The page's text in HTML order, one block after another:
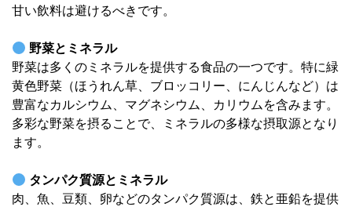
甘い飲料は避けるべきです。
野菜とミネラル
野菜は多くのミネラルを提供する食品の一つです。特に緑
黄色野菜（ほうれん草、ブロッコリー、にんじんなど）は
豊富なカルシウム、マグネシウム、カリウムを含みます。
多彩な野菜を摂ることで、ミネラルの多様な摂取源となり
ます。
タンパク質源とミネラル
肉、魚、豆類、卵などのタンパク質源は、鉄と亜鉛を提供